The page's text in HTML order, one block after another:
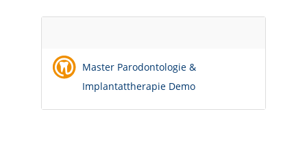
Master Parodontologie &
Implantattherapie Demo